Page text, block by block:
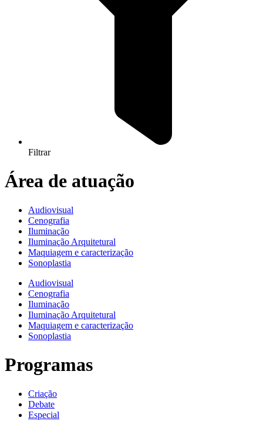
Filtrar
Área de atuação
Audiovisual
Cenografia
Iluminação
Iluminação Arquitetural
Maquiagem e caracterização
Sonoplastia
Audiovisual
Cenografia
Iluminação
Iluminação Arquitetural
Maquiagem e caracterização
Sonoplastia
Programas
Criação
Debate
Especial